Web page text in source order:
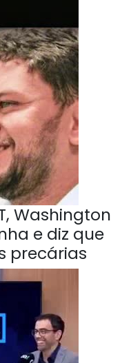
Washington
e diz que
precárias